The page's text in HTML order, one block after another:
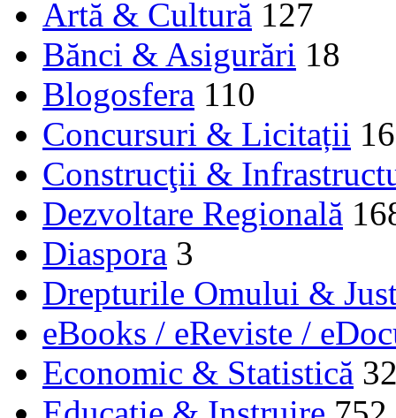
Artă & Cultură 127
Bănci & Asigurări 18
Blogosfera 110
Concursuri & Licitații 16
Construcţii &
Dezvoltare Regională
Diaspora 3
Drepturile Omului &
eBooks / eReviste /
Economic & Statistică